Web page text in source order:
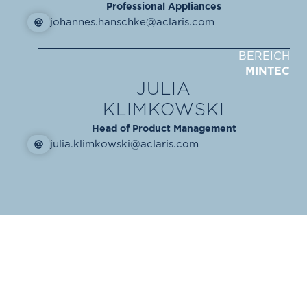
Professional Appliances
johannes.hanschke@aclaris.com
BEREICH
MINTEC
JULIA
KLIMKOWSKI
Head of Product Management
julia.klimkowski@aclaris.com